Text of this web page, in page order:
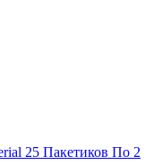
25 Пакетиков По 2